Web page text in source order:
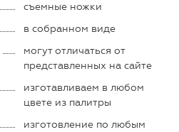
съемные ножки
в собранном виде
могут отличаться от
представленных на сайте
изготавливаем в любом
цвете из палитры
изготовление по любым